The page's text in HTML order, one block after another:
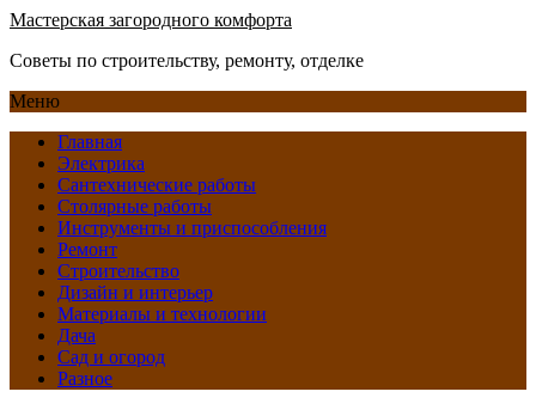
Мастерская загородного комфорта
Советы по строительству, ремонту, отделке
Меню
Главная
Электрика
Сантехнические работы
Столярные работы
Инструменты и приспособления
Ремонт
Строительство
Дизайн и интерьер
Материалы и технологии
Дача
Сад и огород
Разное